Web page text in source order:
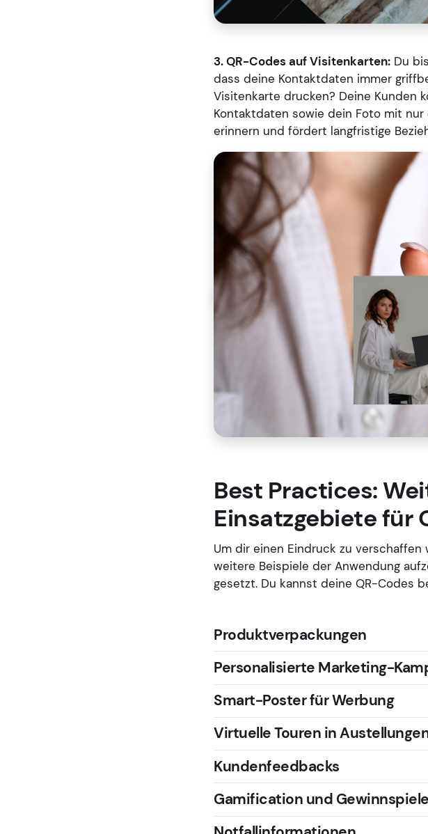
3. QR-Codes auf Visitenkarten: Du
dass deine Kontaktdaten immer
Visitenkarte drucken? Deine Kunden
Kontaktdaten sowie dein Foto mit
erinnern und fördert langfristige
Best Practices:
Einsatzgebiete für
Um dir einen Eindruck zu
weitere Beispiele der Anwendung
gesetzt. Du kannst deine QR-Codes
Produktverpackungen
Personalisierte Marketing-
Smart-Poster für Werbung
Virtuelle Touren in
Kundenfeedbacks
Gamification und Gewinnspiele